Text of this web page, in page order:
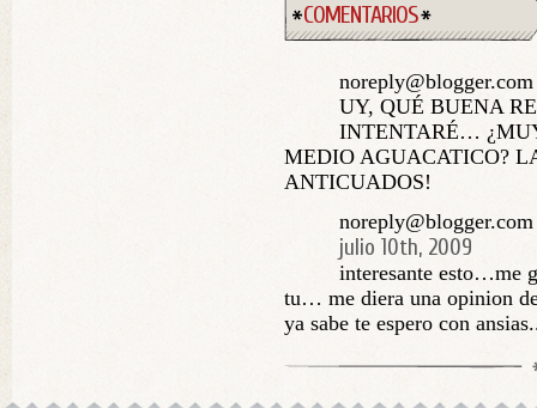
COMENTARIOS
UY, QUÉ BUENA
INTENTARÉ…
MEDIO AGUACATICO?
ANTICUADOS!
julio 10th, 2009
interesante esto…me
tu… me diera una opinion
ya sabe te espero con